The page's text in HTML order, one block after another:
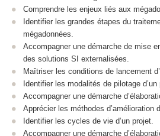
Comprendre les enjeux liés aux
Identifier les grandes étapes du
mégadonnées.
Accompagner une démarche de mise
des solutions SI externalisées.
Maîtriser les conditions de lancement
Identifier les modalités de pilotage
Accompagner une démarche
Apprécier les méthodes d’amélioration
Identifier les cycles de vie d’un projet.
Accompagner une démarche